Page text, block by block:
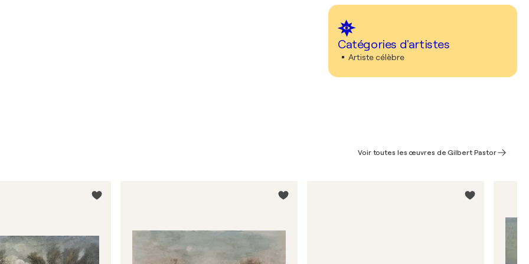
Catégories d'artistes
Artiste célèbre
Voir toutes les œuvres de Gilbert Pastor